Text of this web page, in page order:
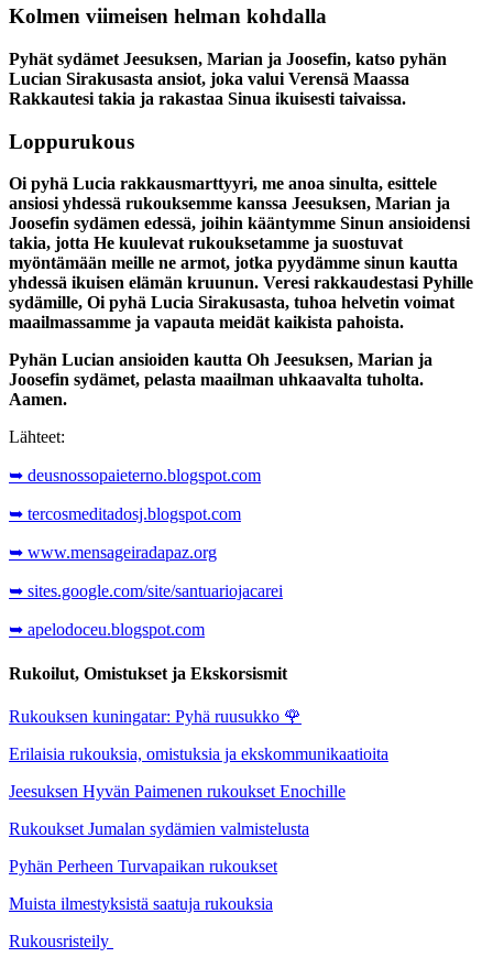
Kolmen viimeisen helman kohdalla
Pyhät sydämet Jeesuksen, Marian ja Joosefin, katso pyhän
Lucian Sirakusasta ansiot, joka valui Verensä Maassa
Rakkautesi takia ja rakastaa Sinua ikuisesti taivaissa.
Loppurukous
Oi pyhä Lucia rakkausmarttyyri, me anoa sinulta, esittele
ansiosi yhdessä rukouksemme kanssa Jeesuksen, Marian ja
Joosefin sydämen edessä, joihin kääntymme Sinun ansioidensi
takia, jotta He kuulevat rukouksetamme ja suostuvat
myöntämään meille ne armot, jotka pyydämme sinun kautta
yhdessä ikuisen elämän kruunun. Veresi rakkaudestasi Pyhille
sydämille, Oi pyhä Lucia Sirakusasta, tuhoa helvetin voimat
maailmassamme ja vapauta meidät kaikista pahoista.
Pyhän Lucian ansioiden kautta Oh Jeesuksen, Marian ja
Joosefin sydämet, pelasta maailman uhkaavalta tuholta.
Aamen.
Lähteet:
➥ deusnossopaieterno.blogspot.com
➥ tercosmeditadosj.blogspot.com
➥ www.mensageiradapaz.org
➥ sites.google.com/site/santuariojacarei
➥ apelodoceu.blogspot.com
Rukoilut, Omistukset ja Ekskorsismit
Rukouksen kuningatar: Pyhä ruusukko 🌹
Erilaisia rukouksia, omistuksia ja ekskommunikaatioita
Jeesuksen Hyvän Paimenen rukoukset Enochille
Rukoukset Jumalan sydämien valmistelusta
Pyhän Perheen Turvapaikan rukoukset
Muista ilmestyksistä saatuja rukouksia
Rukousristeily